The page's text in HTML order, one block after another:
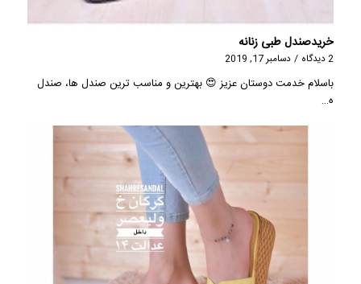
خریدصندل طبی زنانه
2 دیدگاه / دسامبر 17, 2019
باسلام خدمت دوستان عزیز 😍 بهترین و مناسب ترین صندل ها، صندل
ه…